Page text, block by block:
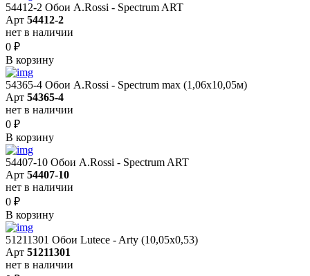
54412-2 Обои A.Rossi - Spectrum ART
Арт 54412-2
нет в наличии
0 ₽
В корзину
54365-4 Обои A.Rossi - Spectrum max (1,06x10,05м)
Арт 54365-4
нет в наличии
0 ₽
В корзину
54407-10 Обои A.Rossi - Spectrum ART
Арт 54407-10
нет в наличии
0 ₽
В корзину
51211301 Обои Lutece - Arty (10,05x0,53)
Арт 51211301
нет в наличии